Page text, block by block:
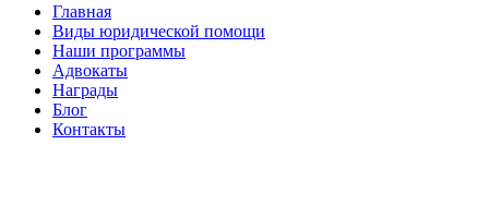
Главная
Виды юридической помощи
Наши программы
Адвокаты
Награды
Блог
Контакты